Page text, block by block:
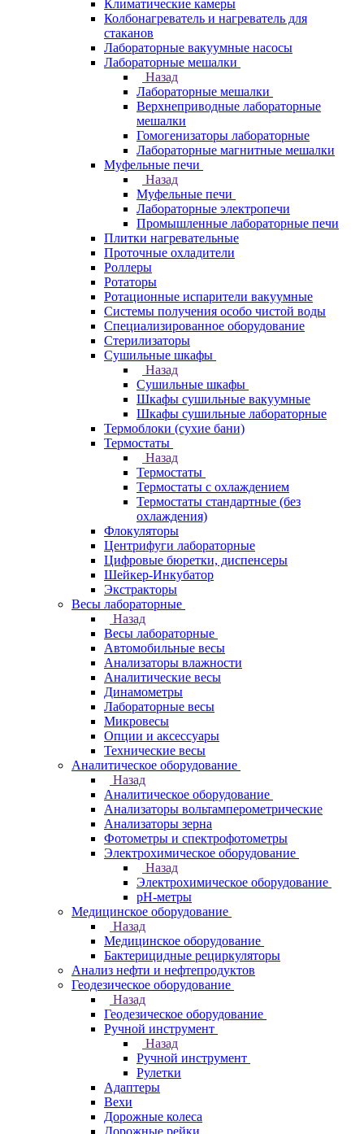
Климатические камеры
Колбонагреватель и нагреватель для
стаканов
Лабораторные вакуумные насосы
Лабораторные мешалки
Назад
Лабораторные мешалки
Верхнеприводные лабораторные
мешалки
Гомогенизаторы лабораторные
Лабораторные магнитные мешалки
Муфельные печи
Назад
Муфельные печи
Лабораторные электропечи
Промышленные лабораторные печи
Плитки нагревательные
Проточные охладители
Роллеры
Ротаторы
Ротационные испарители вакуумные
Системы получения особо чистой воды
Специализированное оборудование
Стерилизаторы
Сушильные шкафы
Назад
Сушильные шкафы
Шкафы сушильные вакуумные
Шкафы сушильные лабораторные
Термоблоки (сухие бани)
Термостаты
Назад
Термостаты
Термостаты с охлаждением
Термостаты стандартные (без
охлаждения)
Флокуляторы
Центрифуги лабораторные
Цифровые бюретки, диспенсеры
Шейкер-Инкубатор
Экстракторы
Весы лабораторные
Назад
Весы лабораторные
Автомобильные весы
Анализаторы влажности
Аналитические весы
Динамометры
Лабораторные весы
Микровесы
Опции и аксессуары
Технические весы
Аналитическое оборудование
Назад
Аналитическое оборудование
Анализаторы вольтамперометрические
Анализаторы зерна
Фотометры и спектрофотометры
Электрохимическое оборудование
Назад
Электрохимическое оборудование
pH-метры
Медицинское оборудование
Назад
Медицинское оборудование
Бактерицидные рециркуляторы
Анализ нефти и нефтепродуктов
Геодезическое оборудование
Назад
Геодезическое оборудование
Ручной инструмент
Назад
Ручной инструмент
Рулетки
Адаптеры
Вехи
Дорожные колеса
Дорожные рейки